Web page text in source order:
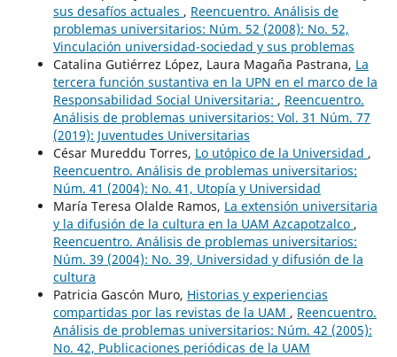
sus desafíos actuales , Reencuentro. Análisis de
problemas universitarios: Núm. 52 (2008): No. 52,
Vinculación universidad-sociedad y sus problemas
Catalina Gutiérrez López, Laura Magaña Pastrana, La
tercera función sustantiva en la UPN en el marco de la
Responsabilidad Social Universitaria: , Reencuentro.
Análisis de problemas universitarios: Vol. 31 Núm. 77
(2019): Juventudes Universitarias
César Mureddu Torres, Lo utópico de la Universidad ,
Reencuentro. Análisis de problemas universitarios:
Núm. 41 (2004): No. 41, Utopía y Universidad
María Teresa Olalde Ramos, La extensión universitaria
y la difusión de la cultura en la UAM Azcapotzalco ,
Reencuentro. Análisis de problemas universitarios:
Núm. 39 (2004): No. 39, Universidad y difusión de la
cultura
Patricia Gascón Muro, Historias y experiencias
compartidas por las revistas de la UAM , Reencuentro.
Análisis de problemas universitarios: Núm. 42 (2005):
No. 42, Publicaciones periódicas de la UAM